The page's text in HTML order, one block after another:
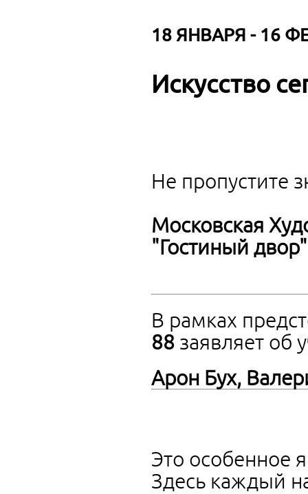
18 ЯНВАРЯ - 16
Искусство
Не пропустите
Московская
"Гостиный двор"
В рамках
88 заявляет об
Арон Бух,
Это особенное
Здесь каждый